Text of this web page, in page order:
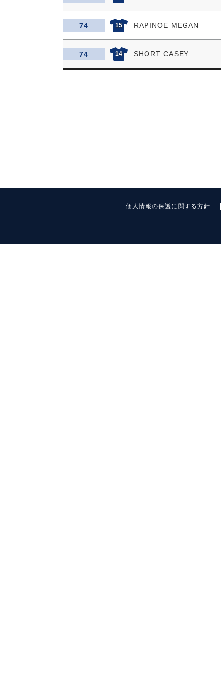
74 15 RAPINOE MEGAN
74 14 SHORT CASEY
個人情報の保護に関する方針